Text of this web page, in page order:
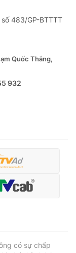
483/GP-BTTTT
Quốc Thắng,
932
có sự chấp